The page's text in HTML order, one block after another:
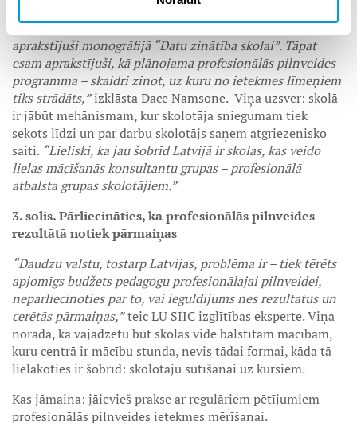
Kā to izdarīt, mēs kopā ar LU SIIC pētnieku grupu esam
aprakstījuši monogrāfijā “Datu zinātība skolai”. Tāpat
esam aprakstījuši, kā plānojama profesionālās pilnveides
programma – skaidri zinot, uz kuru no ietekmes līmeņiem
tiks strādāts,”izklāsta Dace Namsone. Viņa uzsver: skolā
ir jābūt mehānismam, kur skolotāja sniegumam tiek
sekots līdzi un par darbu skolotājs saņem atgriezenisko
saiti. “Lieliski, ka jau šobrīd Latvijā ir skolas, kas veido
lielas mācīšanās konsultantu grupas – profesionālā
atbalsta grupas skolotājiem.”
3. solis. Pārliecināties, ka profesionālās pilnveides
rezultātā notiek pārmaiņas
“Daudzu valstu, tostarp Latvijas, problēma ir – tiek tērēts
apjomīgs budžets pedagogu profesionālajai pilnveidei,
nepārliecinoties par to, vai ieguldījums nes rezultātus un
cerētās pārmaiņas,”teic LU SIIC izglītības eksperte. Viņa
norāda, ka vajadzētu būt skolas vidē balstītām mācībām,
kuru centrā ir mācību stunda, nevis tādai formai, kāda tā
lielākoties ir šobrīd: skolotāju sūtīšanai uz kursiem.
Kas jāmaina: jāievieš prakse ar regulāriem pētījumiem
profesionālās pilnveides ietekmes mērīšanai.